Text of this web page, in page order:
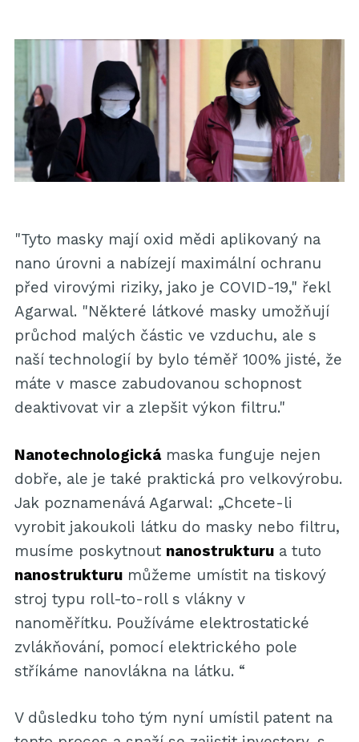
"Tyto masky mají oxid mědi aplikovaný na
nano úrovni a nabízejí maximální ochranu
před virovými riziky, jako je COVID-19," řekl
Agarwal. "Některé látkové masky umožňují
průchod malých částic ve vzduchu, ale s
naší technologií by bylo téměř 100% jisté, že
máte v masce zabudovanou schopnost
deaktivovat vir a zlepšit výkon filtru."
Nanotechnologickámaska ​​funguje nejen
dobře, ale je také praktická pro velkovýrobu.
Jak poznamenává Agarwal: „Chcete-li
vyrobit jakoukoli látku do masky nebo filtru,
musíme poskytnout nanostrukturua tuto
nanostrukturumůžeme umístit na tiskový
stroj typu roll-to-roll s vlákny v
nanoměřítku. Používáme elektrostatické
zvlákňování, pomocí elektrického pole
stříkáme nanovlákna na látku. “
V důsledku toho tým nyní umístil patent na